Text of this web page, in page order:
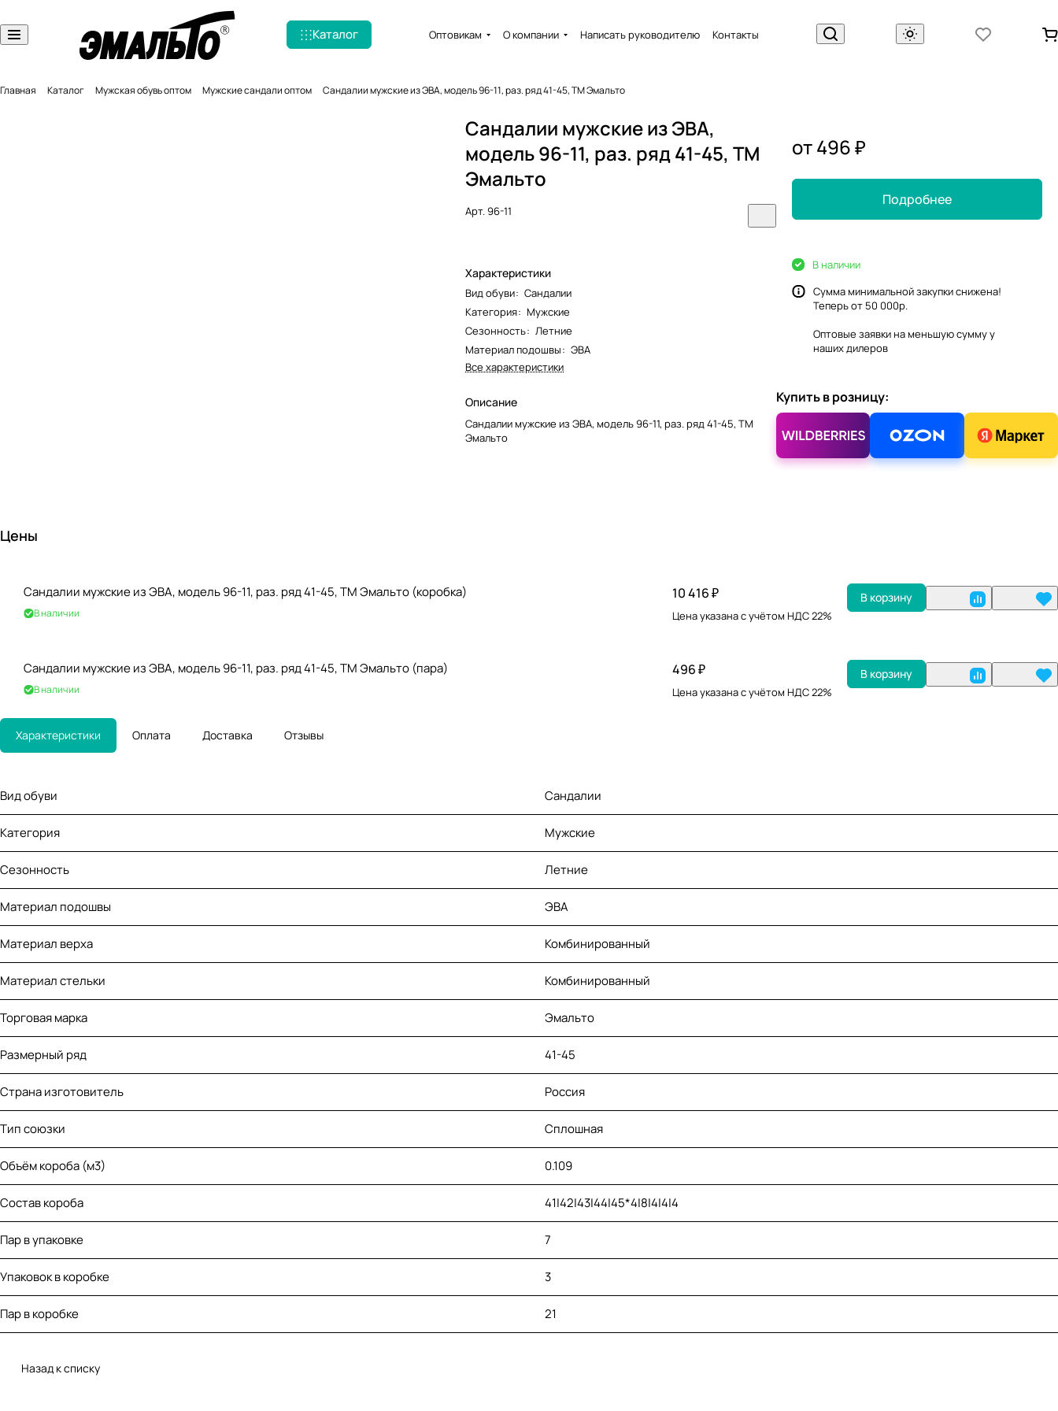
Каталог Оптовикам О компании Написать руководителю Контакты
Главная Каталог Мужская обувь оптом Мужские сандали оптом Сандалии мужские из ЭВА, модель 96-11, раз. ряд 41-45, ТМ Эмальто
Сандалии мужские из ЭВА,
модель 96-11, раз. ряд 41-45, ТМ
Эмальто
Арт.96-11
Характеристики
Вид обуви: Сандалии
Категория: Мужские
Сезонность: Летние
Материал подошвы: ЭВА
Все характеристики
Описание
Сандалии мужские из ЭВА, модель 96-11, раз. ряд 41-45, ТМ
Эмальто
от 496 ₽
Подробнее
В наличии
Сумма минимальной закупки снижена!
Теперь от 50 000р.
Оптовые заявки на меньшую сумму у
нашихдилеров
Купить в розницу:
Цены
Сандалии мужские из ЭВА, модель 96-11, раз. ряд 41-45, ТМ Эмальто (коробка)
В наличии
10 416 ₽
Цена указана с учётом НДС 22%
В корзину
Сандалии мужские из ЭВА, модель 96-11, раз. ряд 41-45, ТМ Эмальто (пара)
В наличии
496 ₽
Цена указана с учётом НДС 22%
В корзину
Характеристики Оплата Доставка Отзывы
Вид обуви Сандалии
Категория Мужские
Сезонность Летние
Материал подошвы ЭВА
Материал верха Комбинированный
Материал стельки Комбинированный
Торговая марка Эмальто
Размерный ряд 41-45
Страна изготовитель Россия
Тип союзки Сплошная
Объём короба (м3) 0.109
Состав короба 41|42|43|44|45*4|8|4|4|4
Пар в упаковке 7
Упаковок в коробке 3
Пар в коробке 21
Назад к списку